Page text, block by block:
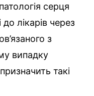
серця
лікарів через
з
випадку
такі